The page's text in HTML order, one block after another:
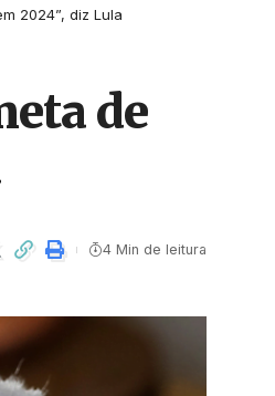
2024”, diz Lula
de
4 Min de leitura